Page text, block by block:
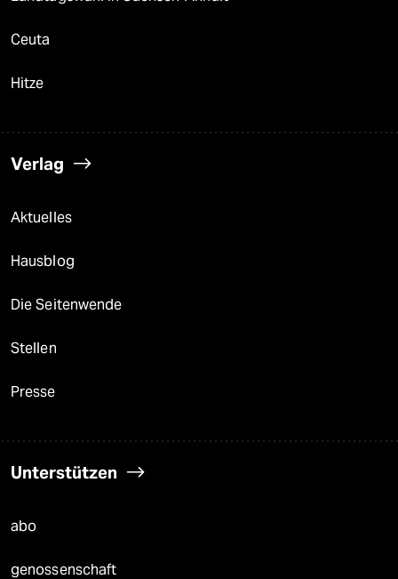
Ceuta
Hitze
Verlag
Aktuelles
Hausblog
Die Seitenwende
Stellen
Presse
Unterstützen
abo
genossenschaft